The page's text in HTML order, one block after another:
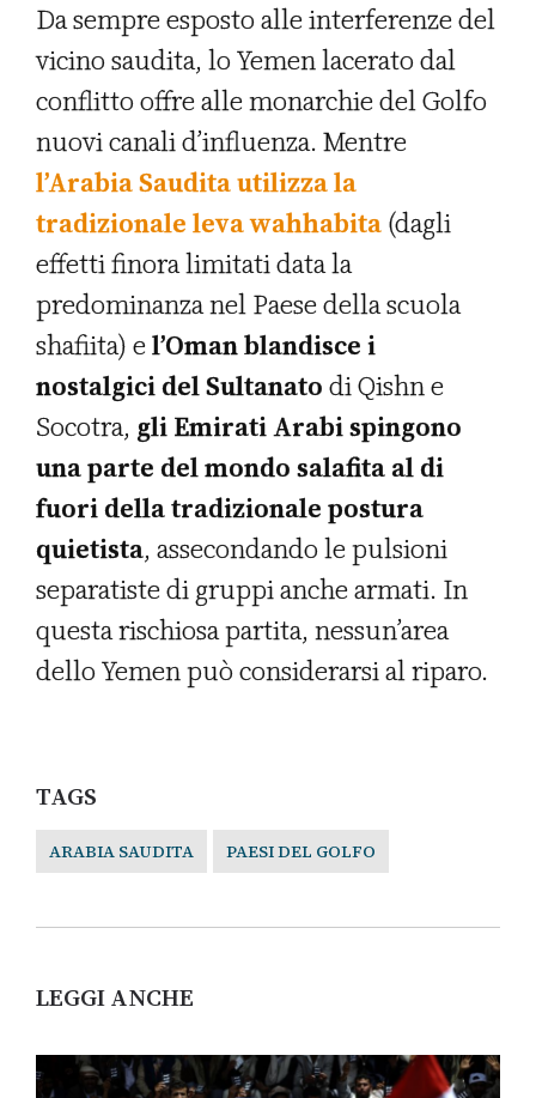
Da sempre esposto alle interferenze del
vicino saudita, lo Yemen lacerato dal
conflitto offre alle monarchie del Golfo
nuovi canali d’influenza. Mentre
l’Arabia Saudita utilizza la
tradizionale leva wahhabita (dagli
effetti finora limitati data la
predominanza nel Paese della scuola
shafiita) el’Oman blandisce i
nostalgici del Sultanato di Qishn e
Socotra, gli Emirati Arabi spingono
una parte del mondo salafita al di
fuori della tradizionale postura
quietista, assecondando le pulsioni
separatiste di gruppi anche armati. In
questa rischiosa partita, nessun’area
dello Yemen può considerarsi al riparo.
TAGS
ARABIA SAUDITA PAESI DEL GOLFO
LEGGI ANCHE